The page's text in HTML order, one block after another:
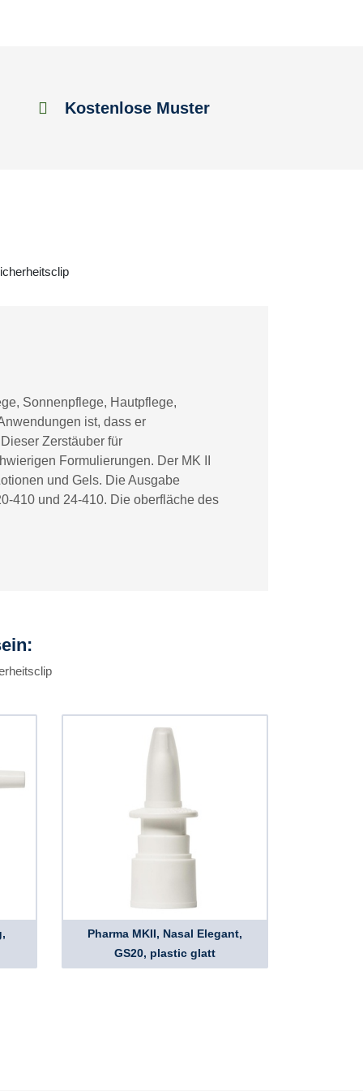
Kostenlose Muster
Sonnenpflege, Hautpflege,
ist, dass er
Zerstäuber für
Formulierungen. Der MK II
und Gels. Die Ausgabe
410 und 24-410. Die oberfläche des
Pharma MKII, Nasal Elegant,
GS20, plastic glatt